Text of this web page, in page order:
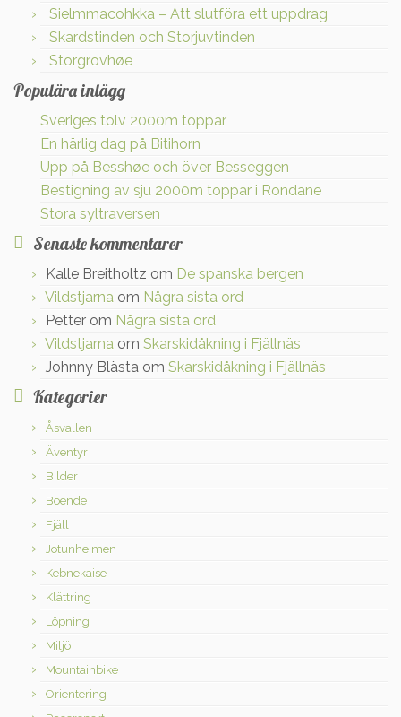
Sielmmacohkka – Att slutföra ett uppdrag
Skardstinden och Storjuvtinden
Storgrovhøe
Populära inlägg
Sveriges tolv 2000m toppar
En härlig dag på Bitihorn
Upp på Besshøe och över Besseggen
Bestigning av sju 2000m toppar i Rondane
Stora syltraversen
Senaste kommentarer
Kalle Breitholtz om De spanska bergen
Vildstjarna om Några sista ord
Petter om Några sista ord
Vildstjarna om Skarskidåkning i Fjällnäs
Johnny Blästa om Skarskidåkning i Fjällnäs
Kategorier
Åsvallen
Äventyr
Bilder
Boende
Fjäll
Jotunheimen
Kebnekaise
Klättring
Löpning
Miljö
Mountainbike
Orientering